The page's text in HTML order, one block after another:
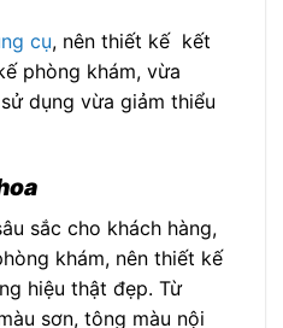
cụ, nên thiết kế kết
phòng khám, vừa
dụng vừa giảm thiểu
sắc cho khách hàng,
khám, nên thiết kế
hiệu thật đẹp. Từ
sơn, tông màu nội